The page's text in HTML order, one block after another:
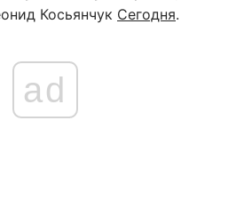
Косьянчук Сегодня.
ad